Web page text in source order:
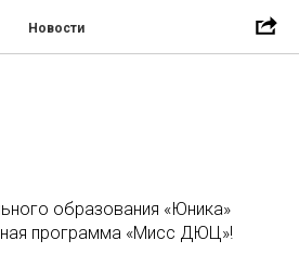
Новости
образования «Юника»
программа «Мисс ДЮЦ»!